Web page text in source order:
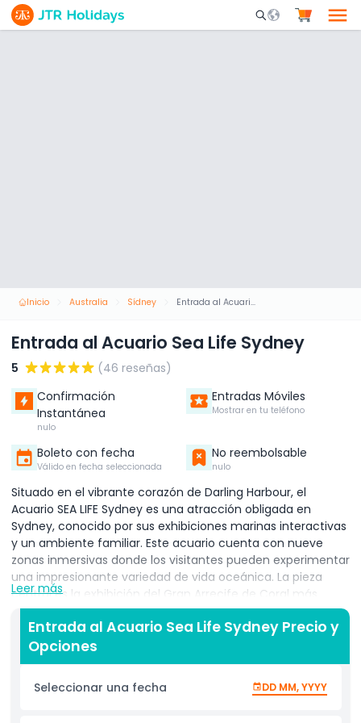
Mobile Search
Inicio Australia Sídney Entrada al Acuario Sea Life Sydney
Entrada al Acuario Sea Life Sydney
5
(46 reseñas)
Confirmación
Instantánea
nulo
Entradas Móviles
Mostrar en tu teléfono
Boleto con fecha
Válido en fecha seleccionada
No reembolsable
nulo
Situado en el vibrante corazón de Darling Harbour, el
Acuario SEA LIFE Sydney es una atracción obligada en
Sydney, conocido por sus exhibiciones marinas interactivas
y un ambiente familiar. Este acuario cuenta con nueve
zonas inmersivas donde los visitantes pueden experimentar
una impresionante variedad de vida oceánica. La pieza
central es la exhibición del Gran Arrecife de Coral más
grande del mundo, que muestra corales coloridos y
criaturas marinas vibrantes en un entorno dinámico y
realista. En el Acuario SEA LIFE Sydney, descubre tiburones
elegantes, mantarrayas, caballitos de mar delicados y
cientos de peces tropicales nadando por túneles
submarinos que ofrecen una experiencia única de
Leer más
Entrada al Acuario Sea Life Sydney Precio y
Opciones
Seleccionar una fecha DD MM, YYYY